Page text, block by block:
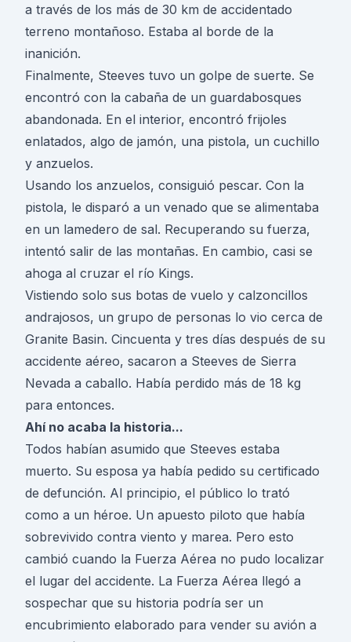
a través de los más de 30 km de accidentado
terreno montañoso. Estaba al borde de la
inanición.
Finalmente, Steeves tuvo un golpe de suerte. Se
encontró con la cabaña de un guardabosques
abandonada. En el interior, encontró frijoles
enlatados, algo de jamón, una pistola, un cuchillo
y anzuelos.
Usando los anzuelos, consiguió pescar. Con la
pistola, le disparó a un venado que se alimentaba
en un lamedero de sal. Recuperando su fuerza,
intentó salir de las montañas. En cambio, casi se
ahoga al cruzar el río Kings.
Vistiendo solo sus botas de vuelo y calzoncillos
andrajosos, un grupo de personas lo vio cerca de
Granite Basin. Cincuenta y tres días después de su
accidente aéreo, sacaron a Steeves de Sierra
Nevada a caballo. Había perdido más de 18 kg
para entonces.
Ahí no acaba la historia...
Todos habían asumido que Steeves estaba
muerto. Su esposa ya había pedido su certificado
de defunción. Al principio, el público lo trató
como a un héroe. Un apuesto piloto que había
sobrevivido contra viento y marea. Pero esto
cambió cuando la Fuerza Aérea no pudo localizar
el lugar del accidente. La Fuerza Aérea llegó a
sospechar que su historia podría ser un
encubrimiento elaborado para vender su avión a